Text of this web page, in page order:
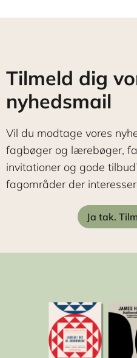
Tilmeld dig
nyhedsmail
Vil du modtage vores
fagbøger og lærebøger,
invitationer og gode
fagområder der
Ja tak.